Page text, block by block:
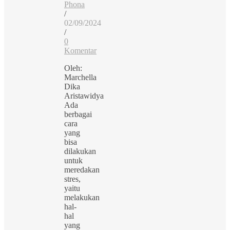
Phona
/
02/09/2024
/
0
Komentar
Oleh:
Marchella
Dika
Aristawidya
Ada
berbagai
cara
yang
bisa
dilakukan
untuk
meredakan
stres,
yaitu
melakukan
hal-
hal
yang